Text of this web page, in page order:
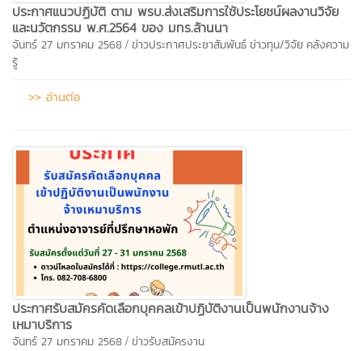
ประกาศแนวปฏิบัติ ตาม พรบ.ส่งเสริมการใช้ประโยชน์ผลงานวิจัย
และนวัตกรรม พ.ศ.2564 ของ มทร.ล้านนา
จันทร์ 27 มกราคม 2568 / ข่าวประกาศประชาสัมพันธ์ข่าวทุน/วิจัย คลังความ
รู้
>> อ่านต่อ
ประกาศรับสมัครคัดเลือกบุคคลเข้าปฏิบัติงานเป็นพนักงานจ้าง
เหมาบริการ
จันทร์ 27 มกราคม 2568 / ข่าวรับสมัครงาน